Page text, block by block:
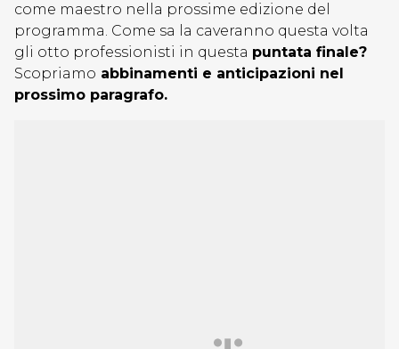
come maestro nella prossime edizione del
programma. Come sa la caveranno questa volta
gli otto professionisti in questa puntata finale?
Scopriamo abbinamenti e anticipazioni nel
prossimo paragrafo.